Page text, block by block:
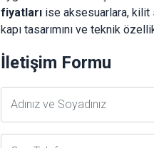
fiyatları ise aksesuarlara, kilit
kapı tasarımını ve teknik
İletişim Formu
Adsoyad
Telefon